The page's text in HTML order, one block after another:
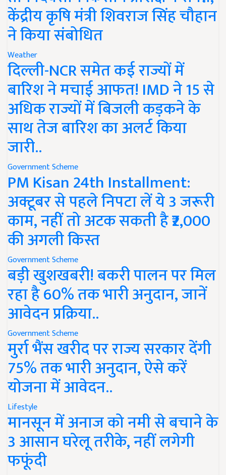
केंद्रीय कृषि मंत्री शिवराज सिंह चौहान
ने किया संबोधित
Weather
दिल्ली-NCR समेत कई राज्यों में
बारिश ने मचाई आफत! IMD ने 15 से
अधिक राज्यों में बिजली कड़कने के
साथ तेज बारिश का अलर्ट किया
जारी..
Government Scheme
PM Kisan 24th Installment:
अक्टूबर से पहले निपटा लें ये 3 जरूरी
काम, नहीं तो अटक सकती है ₹2,000
की अगली किस्त
Government Scheme
बड़ी खुशखबरी! बकरी पालन पर मिल
रहा है 60% तक भारी अनुदान, जानें
आवेदन प्रक्रिया..
Government Scheme
मुर्रा भैंस खरीद पर राज्य सरकार देंगी
75% तक भारी अनुदान, ऐसे करें
योजना में आवेदन..
Lifestyle
मानसून में अनाज को नमी से बचाने के
3 आसान घरेलू तरीके, नहीं लगेगी
फफूंदी